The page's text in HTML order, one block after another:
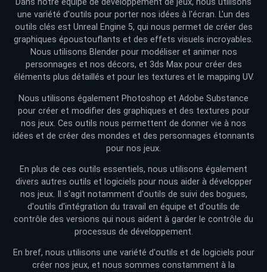
Dans notre équipe de développement de jeux, nous utilisons
une variété d'outils pour porter nos idées à l'écran. L'un des
outils clés est Unreal Engine 5, qui nous permet de créer des
graphiques époustouflants et des effets visuels incroyables.
Nous utilisons Blender pour modéliser et animer nos
personnages et nos décors, et 3ds Max pour créer des
éléments plus détaillés et pour les textures et le mapping UV.
Nous utilisons également Photoshop et Adobe Substance
pour créer et modifier des graphiques et des textures pour
nos jeux. Ces outils nous permettent de donner vie à nos
idées et de créer des mondes et des personnages étonnants
pour nos jeux.
En plus de ces outils essentiels, nous utilisons également
divers autres outils et logiciels pour nous aider à développer
nos jeux. Il s'agit notamment d'outils de suivi des bogues,
d'outils d'intégration du travail en équipe et d'outils de
contrôle des versions qui nous aident à garder le contrôle du
processus de développement.
En bref, nous utilisons une variété d'outils et de logiciels pour
créer nos jeux, et nous sommes constamment à la